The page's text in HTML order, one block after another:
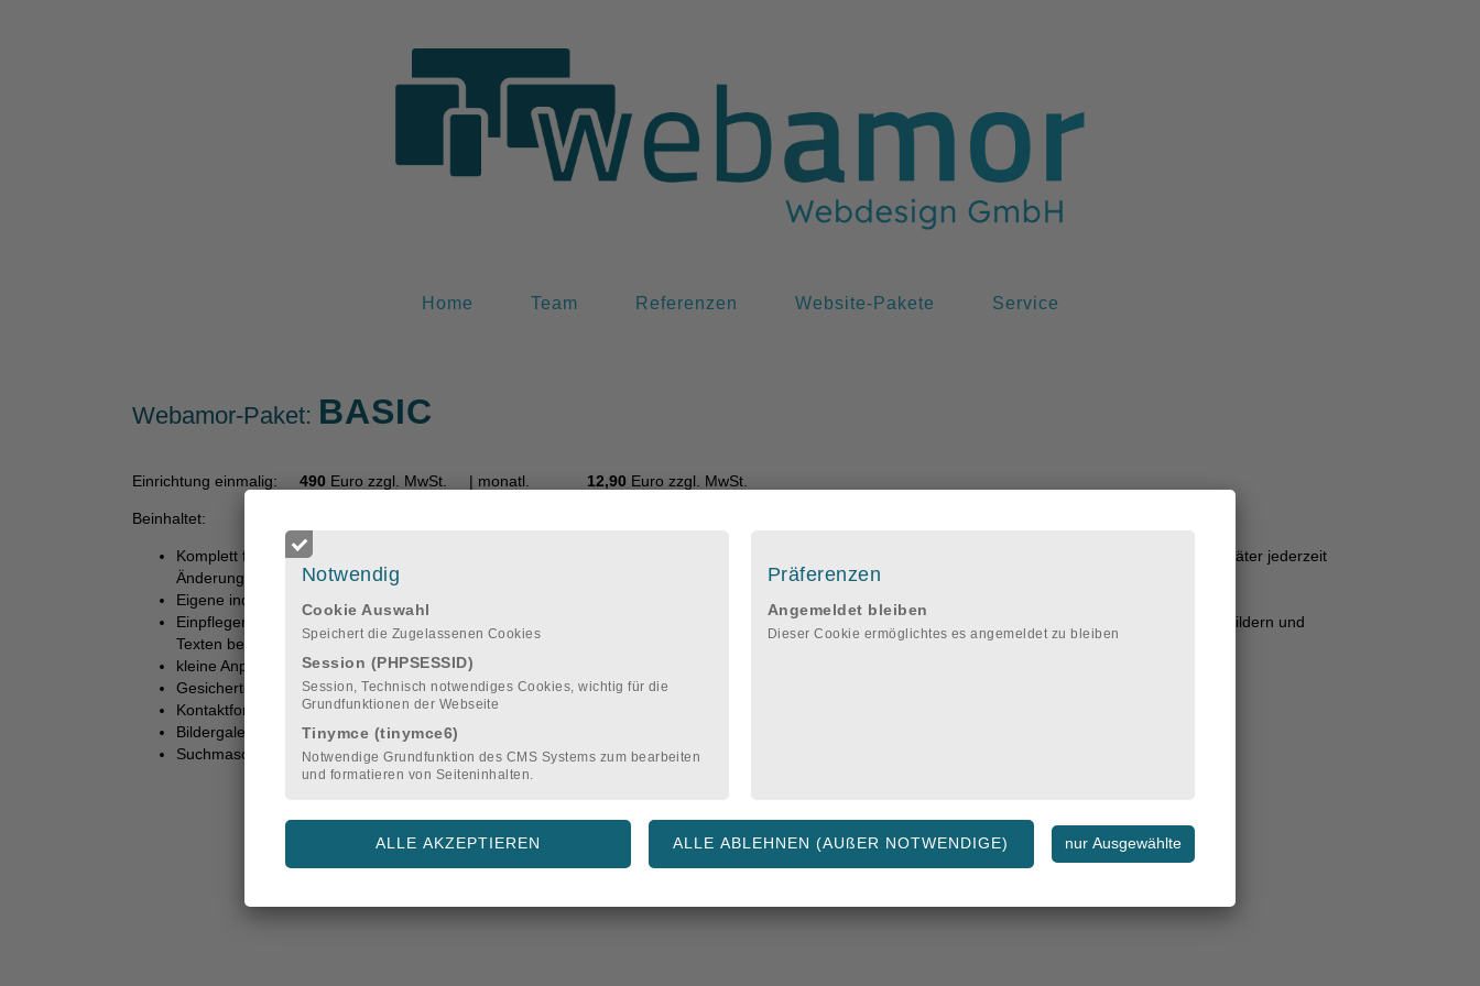
Notwendig
Cookie Auswahl
Speichert die Zugelassenen Cookies
Session (PHPSESSID)
Session, Technisch notwendiges Cookies, wichtig für die
Grundfunktionen der Webseite
Tinymce (tinymce6)
Notwendige Grundfunktion des CMS Systems zum bearbeiten
und formatieren von Seiteninhalten.
Präferenzen
Angemeldet bleiben
Dieser Cookie ermöglichtes es angemeldet zu bleiben
Home Team Referenzen Website-Pakete Service
Webamor-Paket: BASIC
Einrichtung einmalig: 490 Euro zzgl. MwSt. | monatl. 12,90 Euro zzgl. MwSt.
Beinhaltet:
Komplett funktionierende Website, optimiert für Smartphone, Tablet und Monitor ("Responsive Design"). Wir machen die Grunderstellung, Sie können später jederzeit
Änderungen an Texten und Bildern vornehmen (oder uns damit beauftragen).
Eigene individuelle Domain inkl. 3 Mail-Postfächer
Einpflegen der gelieferten Inhalte für Navigationsoberpunkte (bis zu 5 Inhaltsseiten werden so befüllt, weitere können Sie auch selbst erstellen und mit Bildern und
Texten befüllen)
kleine Anpassungen der Gestaltung (nach Ihren Wünschen) in Anschluss an das Aufsetzen der Website, bevor sie freigeschaltet wird
Gesicherte Datenübertragung (https)
Kontaktformular
Bildergalerie und Bildslider
Suchmaschinengerechte Gestaltung